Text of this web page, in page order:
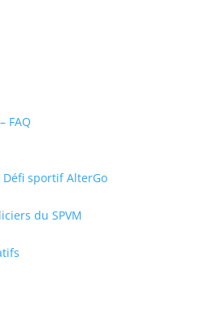
FAQ
sportif AlterGo
du SPVM